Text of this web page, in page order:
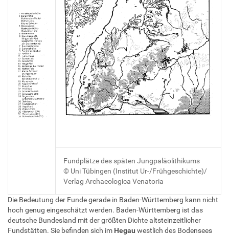
Fundplätze des späten Jungpaläolithikums
© Uni Tübingen (Institut Ur-/Frühgeschichte)/
Verlag Archaeologica Venatoria
Die Bedeutung der Funde gerade in Baden-Württemberg kann nicht
hoch genug eingeschätzt werden. Baden-Württemberg ist das
deutsche Bundesland mit der größten Dichte altsteinzeitlicher
Fundstätten. Sie befinden sich im Hegau westlich des Bodensees